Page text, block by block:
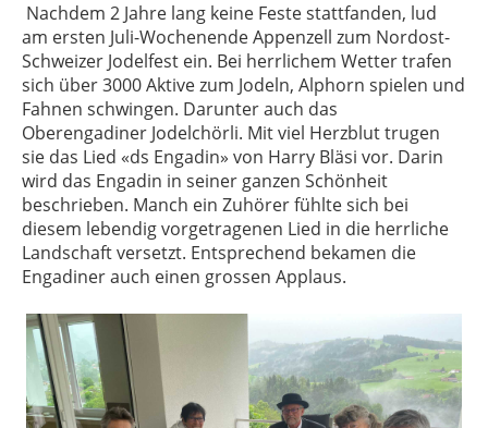
Nachdem 2 Jahre lang keine Feste stattfanden, lud
am ersten Juli-Wochenende Appenzell zum Nordost-
Schweizer Jodelfest ein. Bei herrlichem Wetter trafen
sich über 3000 Aktive zum Jodeln, Alphorn spielen und
Fahnen schwingen. Darunter auch das
Oberengadiner Jodelchörli. Mit viel Herzblut trugen
sie das Lied «ds Engadin» von Harry Bläsi vor. Darin
wird das Engadin in seiner ganzen Schönheit
beschrieben. Manch ein Zuhörer fühlte sich bei
diesem lebendig vorgetragenen Lied in die herrliche
Landschaft versetzt. Entsprechend bekamen die
Engadiner auch einen grossen Applaus.